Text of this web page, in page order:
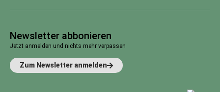
Newsletter abbonieren
Jetzt anmelden und nichts mehr verpassen
Zum Newsletter anmelden